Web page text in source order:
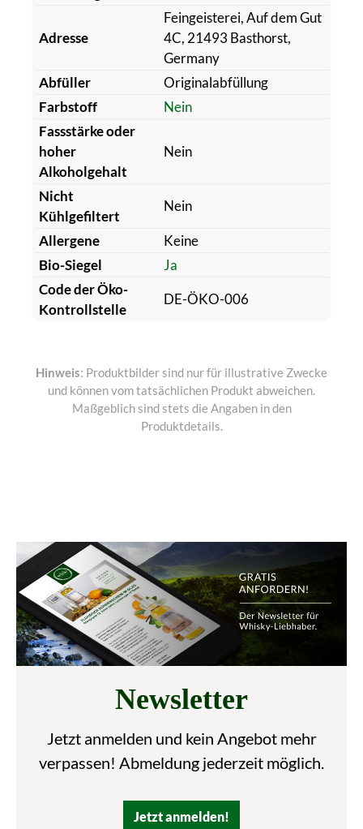
Adresse
Feingeisterei, Auf dem Gut
4C, 21493 Basthorst,
Germany
Abfüller
Originalabfüllung
Farbstoff
Nein
Fassstärke oder
hoher
Alkoholgehalt
Nein
Nicht
Kühlgefiltert
Nein
Allergene
Keine
Bio-Siegel
Ja
Code der Öko-
Kontrollstelle
DE-ÖKO-006
Hinweis: Produktbilder sind nur für illustrative Zwecke
und können vom tatsächlichen Produkt abweichen.
Maßgeblich sind stets die Angaben in den
Produktdetails.
Newsletter
Jetzt anmelden und kein Angebot mehr
verpassen! Abmeldung jederzeit möglich.
Jetzt anmelden!